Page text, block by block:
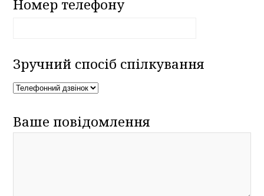
Номер телефону
Зручний спосіб спілкування
Ваше повідомлення